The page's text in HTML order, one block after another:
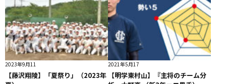
2023年9月11
【藤沢翔陵】「夏祭り」（2023年
2021年5月17
【明学東村山】『主将のチーム分